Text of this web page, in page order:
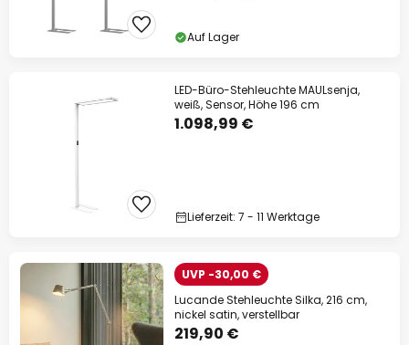
Auf Lager
LED-Büro-Stehleuchte MAULsenja,
weiß, Sensor, Höhe 196 cm
1.098,99 €
Lieferzeit: 7 - 11 Werktage
UVP -30,00 €
Lucande Stehleuchte Silka, 216 cm,
nickel satin, verstellbar
219,90 €